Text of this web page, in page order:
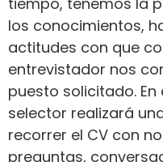
los conocimientos,
actitudes con que
entrevistador nos
puesto solicitado.
selector realizará
recorrer el CV con
preguntas,